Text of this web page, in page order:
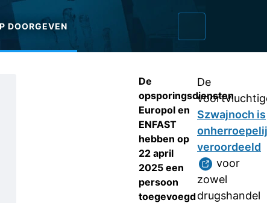
DOORGEVEN
De
opsporingsdiensten
Europol en
ENFAST
hebben op
22 april
2025 een
persoon
toegevoegd
De
Szwajnoch is
veroordeeld
voor
zowel
drugshandel